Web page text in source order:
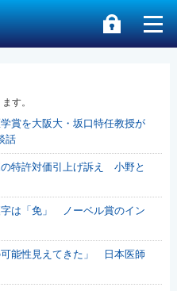
す。
賞を大阪大・坂口特任教授が
話
特許対価引上げ訴え 小野と
は「免」 ノーベル賞のイン
能性見えてきた」 日本医師